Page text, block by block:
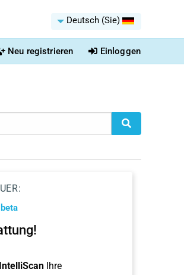
Deutsch (Sie)
Neu registrieren Einloggen
beta
IntelliScanIhre